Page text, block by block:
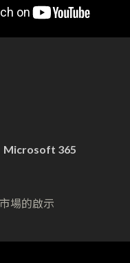
Microsoft 365
場的啟示